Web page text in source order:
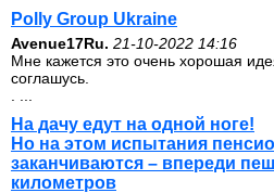
Polly Group Ukraine
Avenue17Ru. 21-10-2022 14:16
Мне кажется это очень хорошая
соглашусь.
На дачу едут на одной ноге!
Но на этом испытания
заканчиваются – впереди
километров